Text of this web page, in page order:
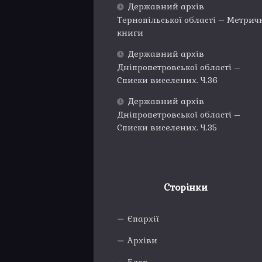
Державний архів
Тернопільської області –
книги
Державний архів
Дніпропетровської області –
Списки виселених. Ч.36
Державний архів
Дніпропетровської області –
Списки виселених. Ч.35
Сторінки
Єпархії
Архіви